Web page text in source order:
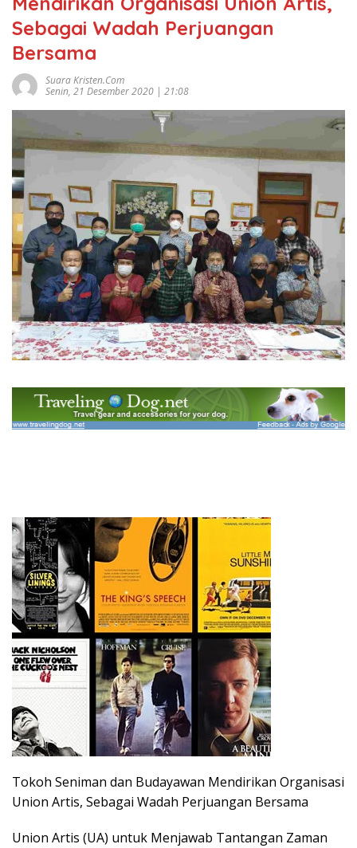
Sebagai Wadah Perjuangan
Bersama
Suara Kristen.com
Senin, 21 Desember 2020 | 21:08
Tokoh Seniman dan Budayawan Mendirikan Organisasi
Union Artis, Sebagai Wadah Perjuangan Bersama
Union Artis (UA) untuk Menjawab Tantangan Zaman